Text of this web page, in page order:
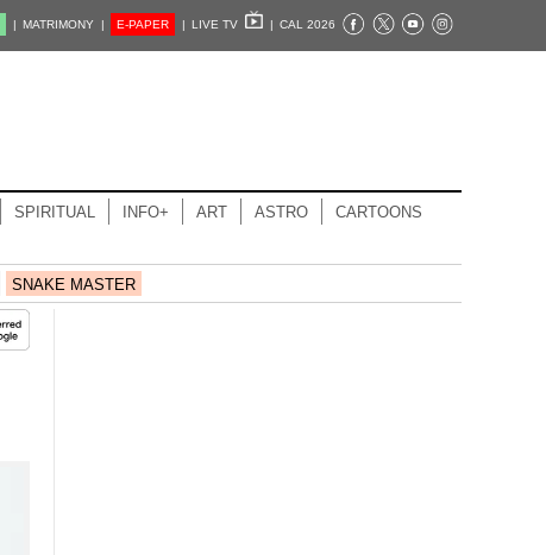
| MATRIMONY | E-PAPER | LIVE TV | CAL 2026
SPIRITUAL INFO+ ART ASTRO CARTOONS
SNAKE MASTER